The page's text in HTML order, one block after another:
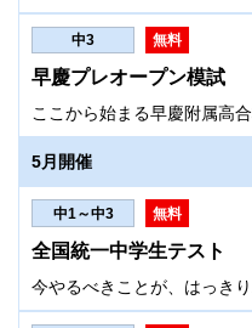
中3 無料
早慶プレオープン模試
ここから始まる早慶附属高
5月開催
中1～中3 無料
全国統一中学生テスト
今やるべきことが、はっき